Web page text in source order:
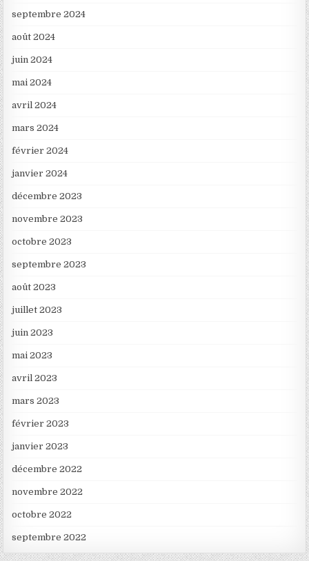
septembre 2024
août 2024
juin 2024
mai 2024
avril 2024
mars 2024
février 2024
janvier 2024
décembre 2023
novembre 2023
octobre 2023
septembre 2023
août 2023
juillet 2023
juin 2023
mai 2023
avril 2023
mars 2023
février 2023
janvier 2023
décembre 2022
novembre 2022
octobre 2022
septembre 2022